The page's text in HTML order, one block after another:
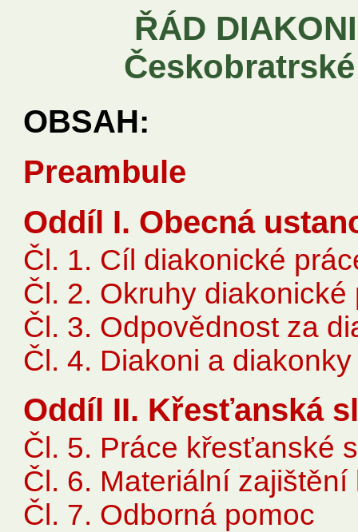
ŘÁD
OBSAH:
Preambule
Oddíl I. Obecná
Čl. 1. Cíl diakonické
Čl. 2. Okruhy diakonické
Čl. 3. Odpovědnost za
Čl. 4. Diakoni a diakonky
Oddíl II. Křesťanská
Čl. 5. Práce křesťanské
Čl. 6. Materiální
Čl. 7. Odborná pomoc